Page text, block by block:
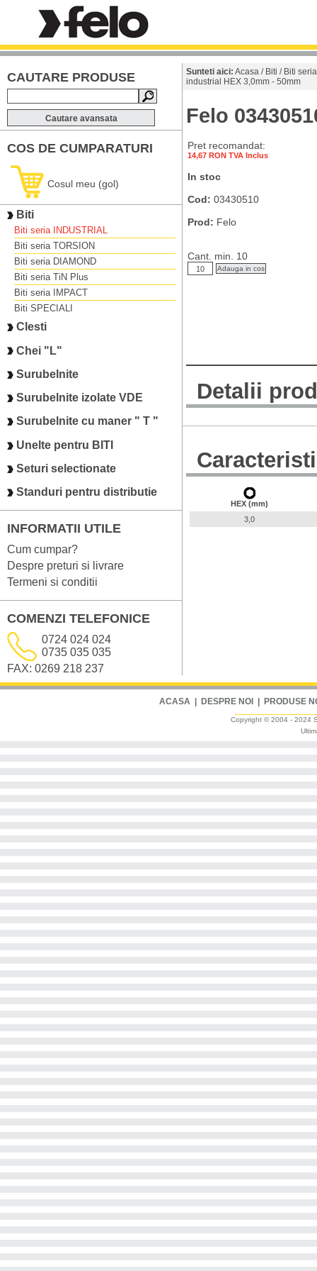
CAUTARE PRODUSE
Cautare avansata
COS DE CUMPARATURI
Cosul meu (gol)
Biti
Biti seria INDUSTRIAL
Biti seria TORSION
Biti seria DIAMOND
Biti seria TiN Plus
Biti seria IMPACT
Biti SPECIALI
Clesti
Chei "L"
Surubelnite
Surubelnite izolate VDE
Surubelnite cu maner " T "
Unelte pentru BITI
Seturi selectionate
Standuri pentru distributie
INFORMATII UTILE
Cum cumpar?
Despre preturi si livrare
Termeni si conditii
COMENZI TELEFONICE
0724 024 024
0735 035 035
FAX: 0269 218 237
Sunteti aici: Acasa / Biti / Biti
industrial HEX 3,0mm - 50mm
Felo
Pret recomandat:
14,67 RON TVA Inclus
In stoc
Cod: 03430510
Prod: Felo
Cant. min. 10
Detalii
HEX (mm)
3,0
ACASA | DESPRE NOI| PRODUSE
Copyright © 2004 - 2024